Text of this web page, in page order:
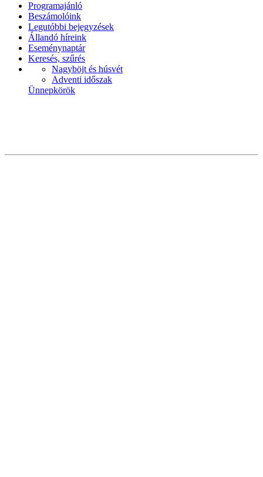
Programajánló
Beszámolóink
Legutóbbi bejegyzések
Állandó híreink
Eseménynaptár
Keresés, szűrés
Nagyböjt és húsvét
Adventi időszak
Ünnepkörök